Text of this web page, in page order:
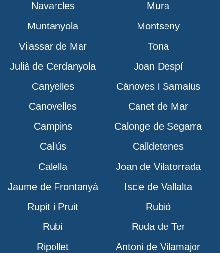
Navarcles
Mura
Muntanyola
Montseny
Vilassar de Mar
Tona
Julià de Cerdanyola
Joan Despí
Canyelles
Cànoves i Samalús
Canovelles
Canet de Mar
Campins
Calonge de Segarra
Callús
Calldetenes
Calella
Joan de Vilatorrada
Jaume de Frontanyà
Iscle de Vallalta
Rupit i Pruit
Rubió
Rubí
Roda de Ter
Ripollet
Antoni de Vilamajor